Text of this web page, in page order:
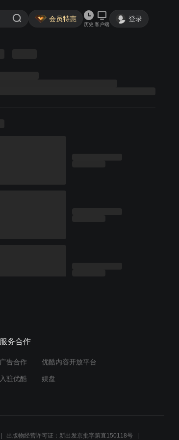
会员特惠
历史 客户端
登录
服务合作
广告合作 优酷内容开放平台
入驻优酷 娱盘
出版物经营许可证：新出发京批字第直150118号